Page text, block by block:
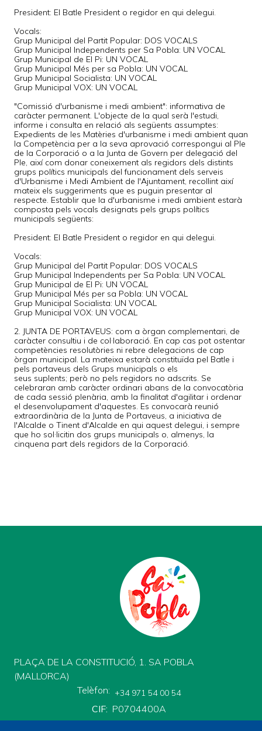
President: El Batle President o regidor en qui delegui.
Vocals:
Grup Municipal del Partit Popular: DOS VOCALS
Grup Municipal Independents per Sa Pobla: UN VOCAL
Grup Municipal de El Pi: UN VOCAL
Grup Municipal Més per sa Pobla: UN VOCAL
Grup Municipal Socialista: UN VOCAL
Grup Municipal VOX: UN VOCAL
"Comissió d'urbanisme i medi ambient": informativa de
caràcter permanent. L'objecte de la qual serà l'estudi,
informe i consulta en relació als següents assumptes:
Expedients de les Matèries d'urbanisme i medi ambient quan
la Competència per a la seva aprovació correspongui al Ple
de la Corporació o a la Junta de Govern per delegació del
Ple, així com donar coneixement als regidors dels distints
grups polítics municipals del funcionament dels serveis
d'Urbanisme i Medi Ambient de l'Ajuntament, recollint així
mateix els suggeriments que es puguin presentar al
respecte. Establir que la d'urbanisme i medi ambient estarà
composta pels vocals designats pels grups polítics
municipals següents:
President: El Batle President o regidor en qui delegui.
Vocals:
Grup Municipal del Partit Popular: DOS VOCALS
Grup Municipal Independents per Sa Pobla: UN VOCAL
Grup Municipal de El Pi: UN VOCAL
Grup Municipal Més per sa Pobla: UN VOCAL
Grup Municipal Socialista: UN VOCAL
Grup Municipal VOX: UN VOCAL
2. JUNTA DE PORTAVEUS: com a òrgan complementari, de
caràcter consultiu i de col·laboració. En cap cas pot ostentar
competències resolutòries ni rebre delegacions de cap
òrgan municipal. La mateixa estarà constituïda pel Batle i
pels portaveus dels Grups municipals o els
seus suplents; però no pels regidors no adscrits. Se
celebraran amb caràcter ordinari abans de la convocatòria
de cada sessió plenària, amb la finalitat d'agilitar i ordenar
el desenvolupament d'aquestes. Es convocarà reunió
extraordinària de la Junta de Portaveus, a iniciativa de
l'Alcalde o Tinent d'Alcalde en qui aquest delegui, i sempre
que ho sol·licitin dos grups municipals o, almenys, la
cinquena part dels regidors de la Corporació.
PLAÇA DE LA CONSTITUCIÓ, 1. SA POBLA
(MALLORCA)
Telèfon
+34 971 54 00 54
CIF P0704400A